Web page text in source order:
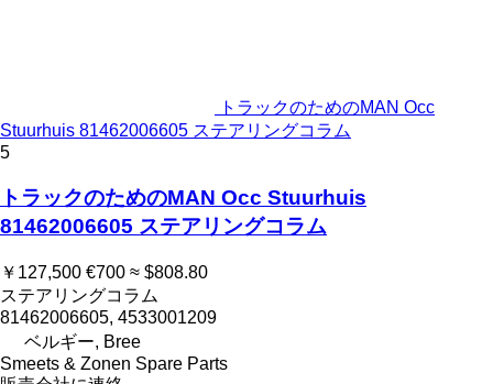
トラックのためのMAN Occ
Stuurhuis 81462006605 ステアリングコラム
5
トラックのためのMAN Occ Stuurhuis
81462006605 ステアリングコラム
￥127,500 €700 ≈ $808.80
ステアリングコラム
81462006605, 4533001209
ベルギー, Bree
Smeets & Zonen Spare Parts